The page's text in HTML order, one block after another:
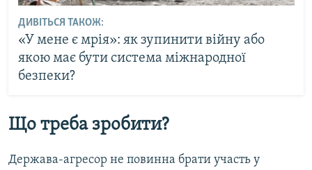
ДИВІТЬСЯ ТАКОЖ:
«У мене є мрія»: як зупинити війну або
якою має бути система міжнародної
безпеки?
Що треба зробити?
Держава-агресор не повинна брати участь у